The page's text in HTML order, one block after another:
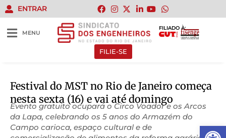
Abrir
ENTRAR
MENU
FILIADO À:
FILIE-SE
Festival do MST no Rio de Janeiro começa
nesta sexta (16) e vai até domingo
Evento gratuito ocupará o Circo Voador e os Arcos
da Lapa, celebrando os 5 anos do Armazém do
Campo carioca, espaço cultural e de